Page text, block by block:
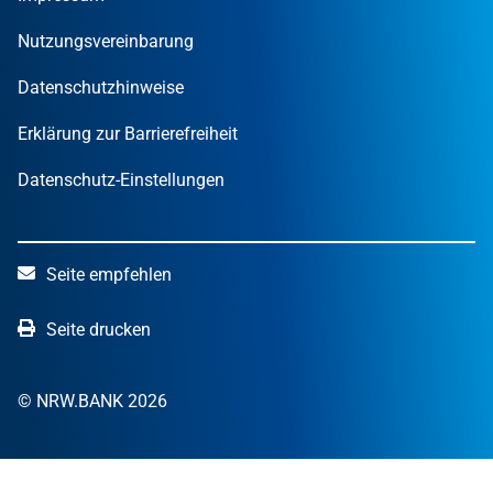
Öffentliche Kunden
NRW.Venture
Nutzungsvereinbarung
Datenschutzhinweise
Erklärung zur Barrierefreiheit
Datenschutz-Einstellungen
Seite empfehlen
Seite drucken
© NRW.BANK 2026